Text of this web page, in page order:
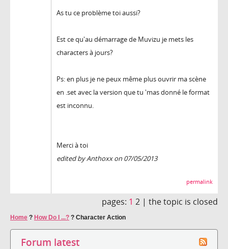
As tu ce problème toi aussi?
Est ce qu'au démarrage de Muvizu je mets les
characters à jours?
Ps: en plus je ne peux même plus ouvrir ma scène
en .set avec la version que tu 'mas donné le format
est inconnu.
Merci à toi
edited by Anthoxx on 07/05/2013
permalink
pages: 1 2 | the topic is closed
Home ? How Do I ...? ? Character Action
Forum latest